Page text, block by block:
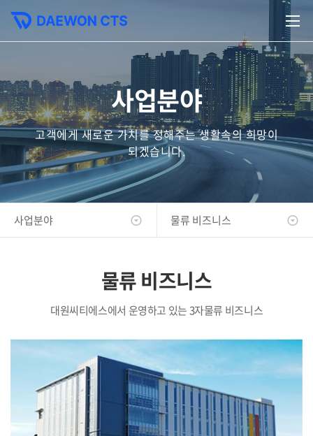
사업분야
고객에게 새로운 가치를 정해주는 생활속의 희망이
되겠습니다.
사업분야 물류 비즈니스
물류 비즈니스
대원씨티에스에서 운영하고 있는 3자물류 비즈니스